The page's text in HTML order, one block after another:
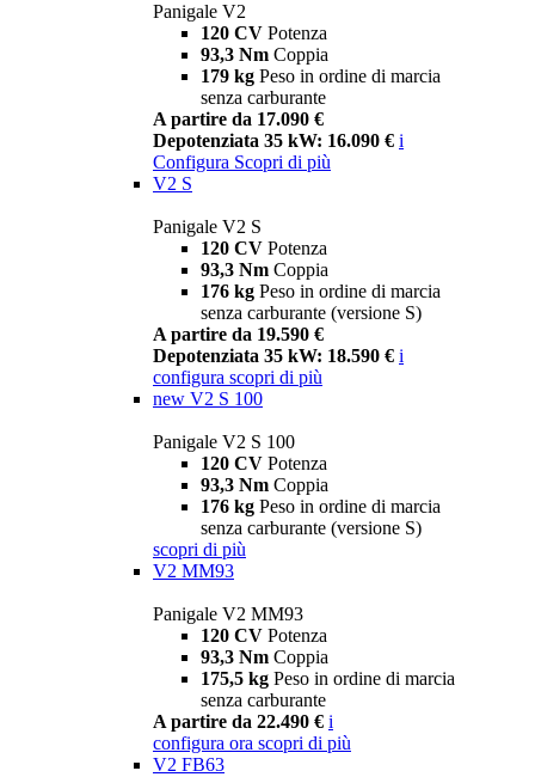
Panigale V2
120 CV Potenza
93,3 Nm Coppia
179 kg Peso in ordine di marcia
senza carburante
A partire da 17.090 €
Depotenziata 35 kW: 16.090 € i
Configura Scopri di più
V2 S
Panigale V2 S
120 CV Potenza
93,3 Nm Coppia
176 kg Peso in ordine di marcia
senza carburante (versione S)
A partire da 19.590 €
Depotenziata 35 kW: 18.590 € i
configura scopri di più
new V2 S 100
Panigale V2 S 100
120 CV Potenza
93,3 Nm Coppia
176 kg Peso in ordine di marcia
senza carburante (versione S)
scopri di più
V2 MM93
Panigale V2 MM93
120 CV Potenza
93,3 Nm Coppia
175,5 kg Peso in ordine di marcia
senza carburante
A partire da 22.490 € i
configura ora scopri di più
V2 FB63